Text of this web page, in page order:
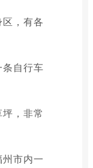
，有各
自行车
，非常
市内一